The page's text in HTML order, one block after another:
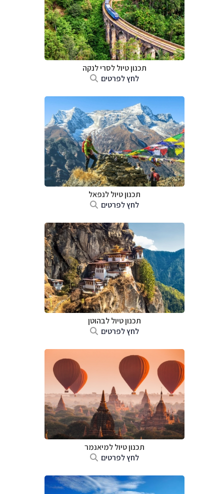
תכנון טיוללסרי לנקה
לחץ לפרטים
תכנון טיול לנפאל
לחץ לפרטים
תכנון טיול לבהוטן
לחץ לפרטים
תכנון טיוללמיאנמר
לחץ לפרטים